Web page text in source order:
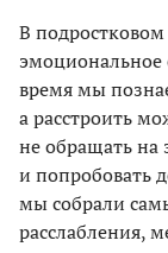
В подростковом
эмоциональное
время мы
а расстроить
не обращать на
и попробовать
мы собрали
расслабления,